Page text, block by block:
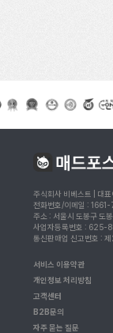
주식회사 비베스트 | 대
전화번호/이메일 :
주소 : 서울시 도봉구 도
사업자등록번호 : 625-
통신판매업 신고번호 :
서비스 이용약관
개인정보 처리방침
고객센터
B2B문의
자주 묻는 질문